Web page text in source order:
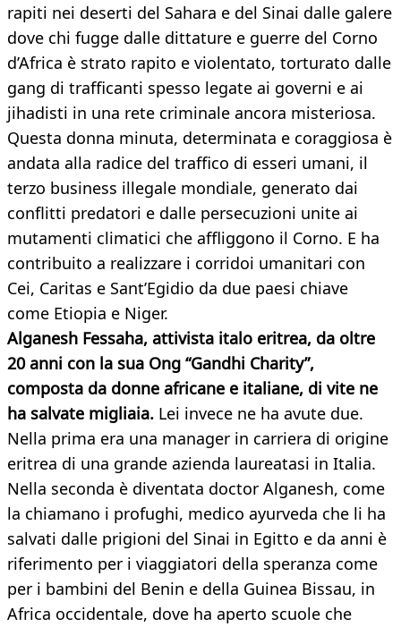
rapiti nei deserti del Sahara e del Sinai dalle galere
dove chi fugge dalle dittature e guerre del Corno
d’Africa è strato rapito e violentato, torturato dalle
gang di trafficanti spesso legate ai governi e ai
jihadisti in una rete criminale ancora misteriosa.
Questa donna minuta, determinata e coraggiosa è
andata alla radice del traffico di esseri umani, il
terzo business illegale mondiale, generato dai
conflitti predatori e dalle persecuzioni unite ai
mutamenti climatici che affliggono il Corno. E ha
contribuito a realizzare i corridoi umanitari con
Cei, Caritas e Sant’Egidio da due paesi chiave
come Etiopia e Niger.
Alganesh Fessaha, attivista italo eritrea, da oltre
20 anni con la sua Ong “Gandhi Charity”,
composta da donne africane e italiane, di vite ne
ha salvate migliaia. Lei invece ne ha avute due.
Nella prima era una manager in carriera di origine
eritrea di una grande azienda laureatasi in Italia.
Nella seconda è diventata doctor Alganesh, come
la chiamano i profughi, medico ayurveda che li ha
salvati dalle prigioni del Sinai in Egitto e da anni è
riferimento per i viaggiatori della speranza come
per i bambini del Benin e della Guinea Bissau, in
Africa occidentale, dove ha aperto scuole che